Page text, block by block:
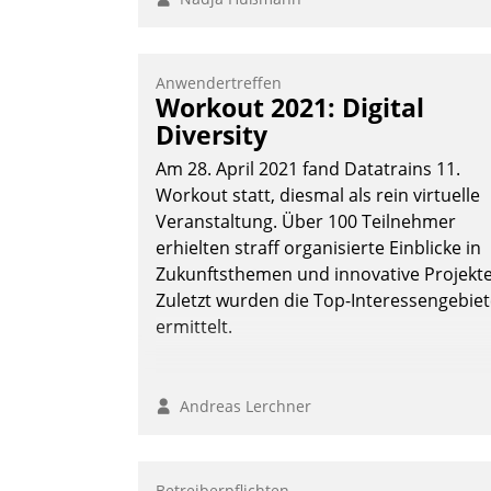
Anwendertreffen
Workout 2021: Digital
Diversity
Am 28. April 2021 fand Datatrains 11.
Workout statt, diesmal als rein virtuelle
Veranstaltung. Über 100 Teilnehmer
erhielten straff organisierte Einblicke in
Zukunftsthemen und innovative
Zuletzt wurden die Top-
ermittelt.
Andreas Lerchner